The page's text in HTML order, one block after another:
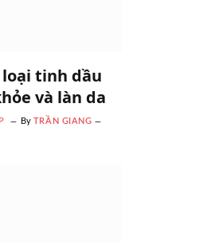
tinh dầu
và làn da
By TRẦN GIANG